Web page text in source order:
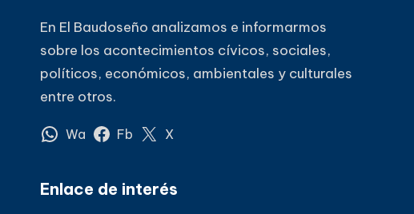
En El Baudoseño analizamos e informarmos
sobre los acontecimientos cívicos, sociales,
políticos, económicos, ambientales y culturales
entre otros.
Wa Fb X
Enlace de interés